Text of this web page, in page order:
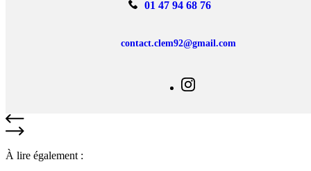
01 47 94 68 76
contact.clem92@gmail.com
À lire également :